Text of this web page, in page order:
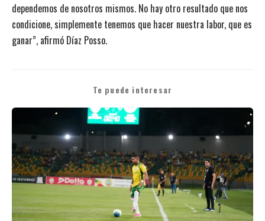
dependemos de nosotros mismos. No hay otro resultado que nos
condicione, simplemente tenemos que hacer nuestra labor, que es
ganar”, afirmó Díaz Posso.
Te puede interesar